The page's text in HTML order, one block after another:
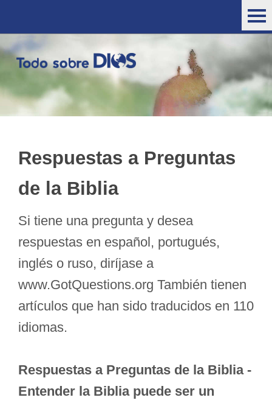
Respuestas a Preguntas
de la Biblia
Si tiene una pregunta y desea
respuestas en español, portugués,
inglés o ruso, diríjase a
www.GotQuestions.org También tienen
artículos que han sido traducidos en 110
idiomas.
Respuestas a Preguntas de la Biblia -
Entender la Biblia puede ser un